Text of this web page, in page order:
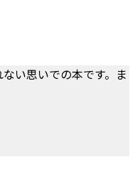
い思いでの本です。ま